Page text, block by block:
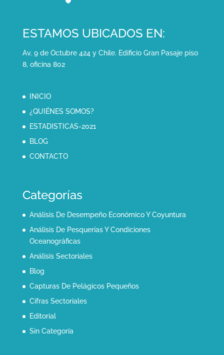
ESTAMOS UBICADOS EN:
Av. 9 de Octubre 424 y Chile. Edificio Gran Pasaje piso
8, oficina 802
INICIO
¿QUIÉNES SOMOS?
ESTADISTICAS-2021
BLOG
CONTACTO
Categorías
Análisis De Desempeño Económico Y Coyuntura
Análisis De Pesquerías Y Condiciones
Oceanográficas
Análisis Sectoriales
Blog
Capturas De Pelágicos Pequeños
Cifras Sectoriales
Editorial
Sin Categoría